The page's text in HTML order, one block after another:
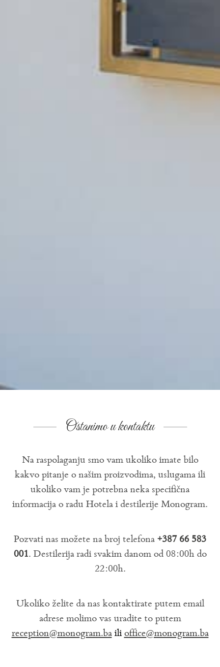
Ostanimo u kontaktu
Na raspolaganju smo vam ukoliko imate bilo
kakvo pitanje o našim proizvodima, uslugama ili
ukoliko vam je potrebna neka specifična
informacija o radu Hotela i destilerije Monogram.
Pozvati nas možete na broj telefona +387 66 583
001. Destilerija radi svakim danom od 08:00h do
22:00h.
Ukoliko želite da nas kontaktirate putem email
adrese molimo vas uradite to putem
reception@monogram.baili office@monogram.ba